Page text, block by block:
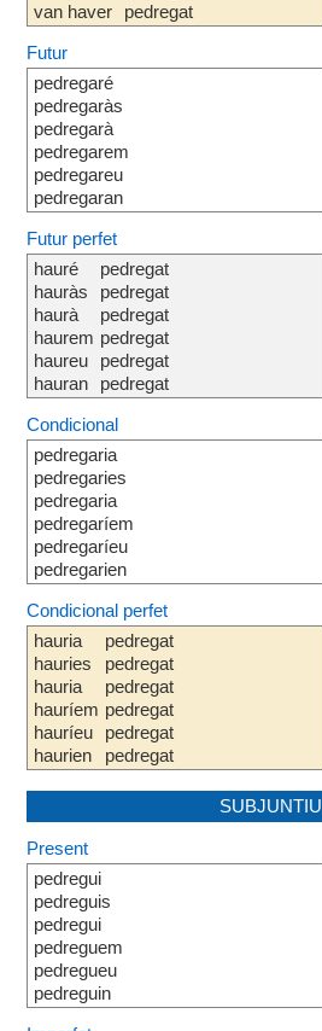
van haver
pedregat
Futur
pedregaré
pedregaràs
pedregarà
pedregarem
pedregareu
pedregaran
Futur perfet
hauré
hauràs
haurà
haurem
haureu
hauran
pedregat
pedregat
pedregat
pedregat
pedregat
pedregat
Condicional
pedregaria
pedregaries
pedregaria
pedregaríem
pedregaríeu
pedregarien
Condicional perfet
hauria
hauries
hauria
hauríem
hauríeu
haurien
pedregat
pedregat
pedregat
pedregat
pedregat
pedregat
SUBJUNTIU
Present
pedregui
pedreguis
pedregui
pedreguem
pedregueu
pedreguin